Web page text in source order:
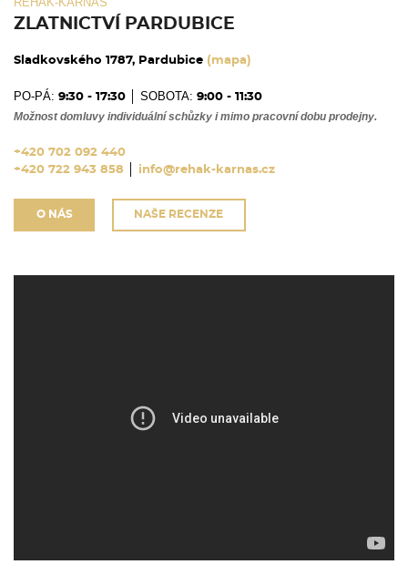
ZLATNICTVÍ PARDUBICE
Sladkovského 1787, Pardubice (mapa)
PO-PÁ: 9:30 - 17:30 │ SOBOTA: 9:00 - 11:30
Možnost domluvy individuální schůzky i mimo pracovní dobu prodejny.
+420 702 092 440
+420 722 943 858
info@rehak-karnas.cz
O NÁS NAŠE RECENZE